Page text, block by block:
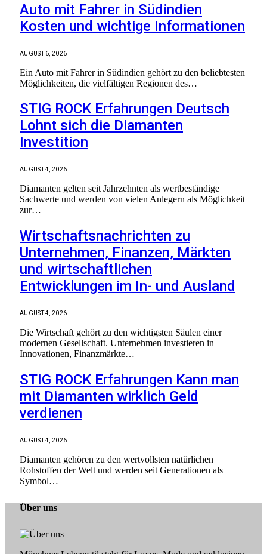
Auto mit Fahrer in Südindien
Kosten und wichtige Informationen
AUGUST 6, 2026
Ein Auto mit Fahrer in Südindien gehört zu den beliebtesten
Möglichkeiten, die vielfältigen Regionen des…
STIG ROCK Erfahrungen Deutsch
Lohnt sich die Diamanten
Investition
AUGUST 4, 2026
Diamanten gelten seit Jahrzehnten als wertbeständige
Sachwerte und werden von vielen Anlegern als Möglichkeit
zur…
Wirtschaftsnachrichten zu
Unternehmen, Finanzen, Märkten
und wirtschaftlichen
Entwicklungen im In- und Ausland
AUGUST 4, 2026
Die Wirtschaft gehört zu den wichtigsten Säulen einer
modernen Gesellschaft. Unternehmen investieren in
Innovationen, Finanzmärkte…
STIG ROCK Erfahrungen Kann man
mit Diamanten wirklich Geld
verdienen
AUGUST 4, 2026
Diamanten gehören zu den wertvollsten natürlichen
Rohstoffen der Welt und werden seit Generationen als
Symbol…
Über uns